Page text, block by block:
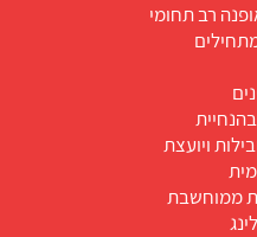
רב תחומי
ויועצת
ממוחשבת